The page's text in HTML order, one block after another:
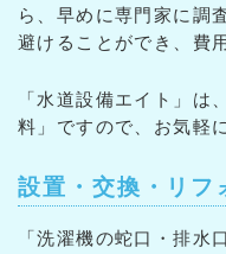
ら、早めに専門家に調
避けることができ、費
「水道設備エイト」は
料」ですので、お気軽
設置・交換・リフ
「洗濯機の蛇口・排水